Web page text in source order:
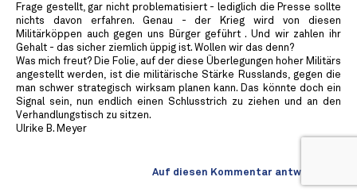
Frage gestellt, gar nicht problematisiert - lediglich die Presse sollte
nichts davon erfahren. Genau - der Krieg wird von diesen
Militärköppen auch gegen uns Bürger geführt . Und wir zahlen ihr
Gehalt - das sicher ziemlich üppig ist. Wollen wir das denn?
Was mich freut? Die Folie, auf der diese Überlegungen hoher Militärs
angestellt werden, ist die militärische Stärke Russlands, gegen die
man schwer strategisch wirksam planen kann. Das könnte doch ein
Signal sein, nun endlich einen Schlusstrich zu ziehen und an den
Verhandlungstisch zu sitzen.
Ulrike B. Meyer
Auf diesen Kommentar antworten